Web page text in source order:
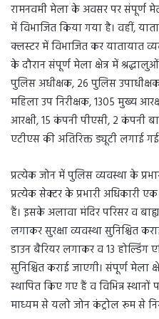
रामनवमी मेला के अवसर पर संपूर्ण
में विभाजित किया गया है। वहीं,
क्लस्टर में विभाजित कर यातायात
के दौरान संपूर्ण मेला क्षेत्र में
पुलिस अधीक्षक, 26 पुलिस
महिला उप निरीक्षक, 1305 मुख्य
आरक्षी, 15 कंपनी पीएसी, 2 कंपनी
एटीएस की अतिरिक्त ड्यूटी लगाई
प्रत्येक जोन में पुलिस व्यवस्था के
प्रत्येक सेक्टर के प्रभारी अधिकारी
हैं। इसके अलावा मंदिर परिसर व
लगाकर सुरक्षा व्यवस्था सुनिश्चित
डाउन बैरियर लगाकर व 13 होल्डिंग
सुनिश्चित कराई जाएगी। संपूर्ण मेला
स्थापित किए गए हैं व विभिन्न स्थानों
माध्यम से यलो जोन कंट्रोल रूम से